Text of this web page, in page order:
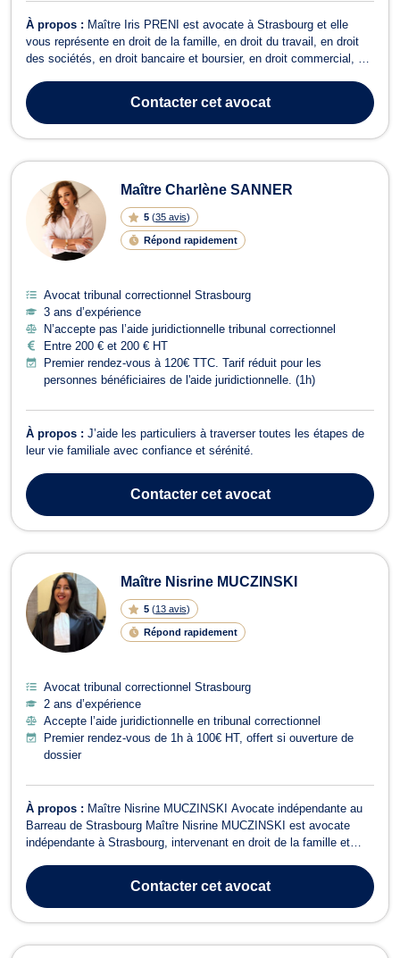
À propos : Maître Iris PRENI est avocate à Strasbourg et elle
vous représente en droit de la famille, en droit du travail, en droit
des sociétés, en droit bancaire et boursier, en droit commercial, et
famille et prend en charge les dossiers relatifs aux procédures de
div...
Contactercet avocat
Maître Charlène SANNER
5 (35 avis)
Répond rapidement
Avocat tribunal correctionnel Strasbourg
3 ans d’expérience
N’accepte pas l’aide juridictionnelle tribunal correctionnel
Entre 200 € et 200 € HT
Premier rendez-vous à 120€ TTC. Tarif réduit pour les
personnes bénéficiaires de l'aide juridictionnelle. (1h)
À propos : J’aide les particuliers à traverser toutes les étapes de
leur vie familiale avec confiance et sérénité.
Contactercet avocat
Maître Nisrine MUCZINSKI
5 (13 avis)
Répond rapidement
Avocat tribunal correctionnel Strasbourg
2 ans d’expérience
Accepte l’aide juridictionnelle en tribunal correctionnel
Premier rendez-vous de 1h à 100€ HT, offert si ouverture de
dossier
À propos : Maître Nisrine MUCZINSKI Avocate indépendante au
Barreau de Strasbourg Maître Nisrine MUCZINSKI est avocate
indépendante à Strasbourg, intervenant en droit de la famille et
accompagne ses clients dans la défense de leurs droits et la
recherche de solutions adaptées à...
Contactercet avocat